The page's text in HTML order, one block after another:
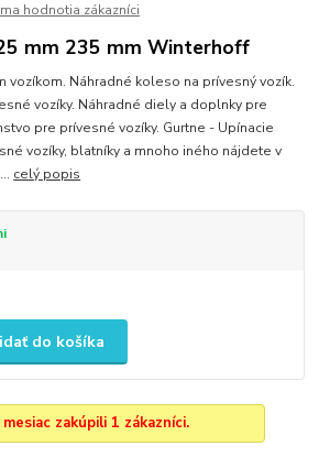
hodnotia zákazníci
mm 235 mm Winterhoff
vozíkom. Náhradné koleso na prívesný vozík.
vozíky. Náhradné diely a doplnky pre
pre prívesné vozíky. Gurtne - Upínacie
vozíky, blatníky a mnoho iného nájdete v
celý popis
do košíka
zakúpili 1 zákazníci.